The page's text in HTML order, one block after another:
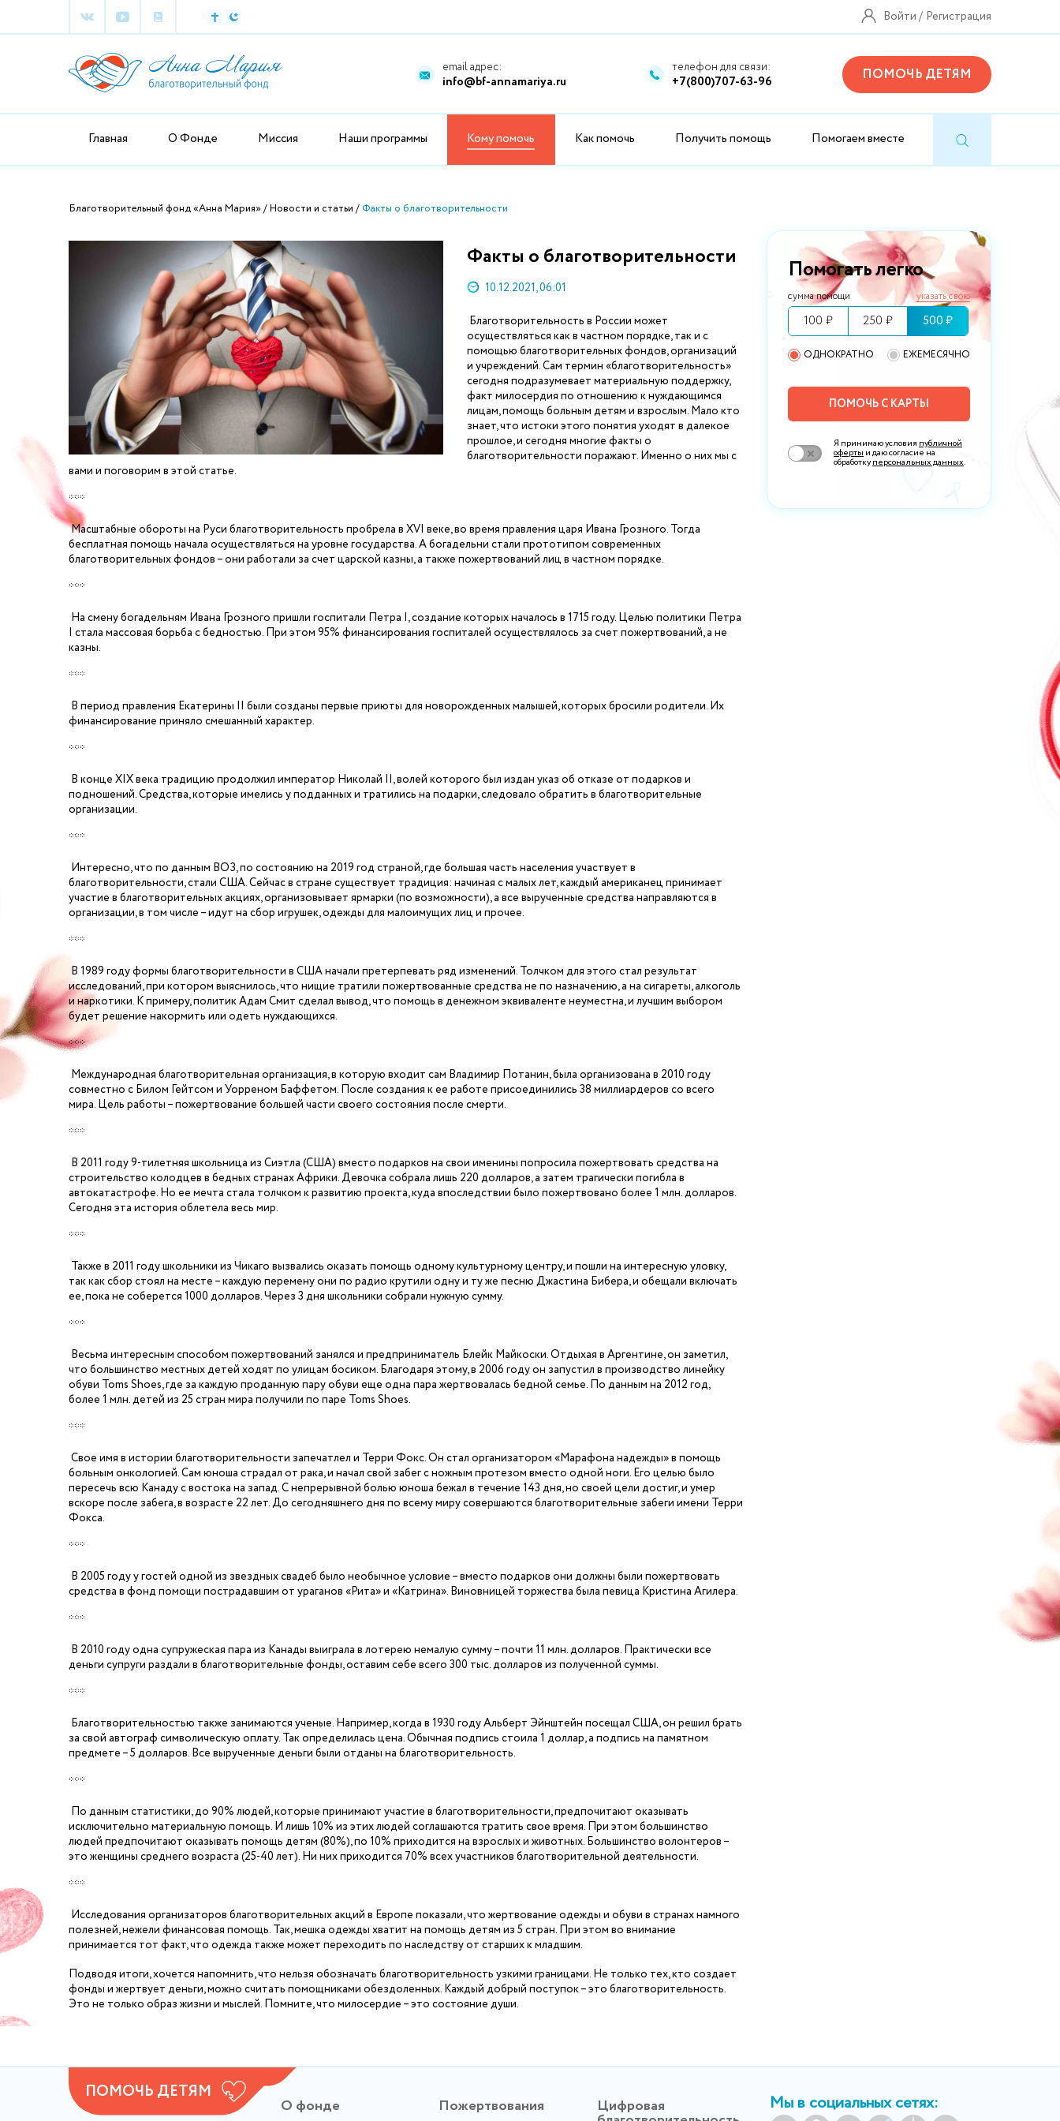
Войти Регистрация
email адрес:
info@bf-annamariya.ru
телефон для связи:
+7(800)707-63-96 ПОМОЧЬ ДЕТЯМ
Главная О Фонде Миссия Наши программы Кому помочь Как помочь Получить помощь Помогаем вместе
Благотворительный фонд «Анна Мария» Новости и статьи Факты о благотворительности
Помогать легко
сумма помощи указать свою
100 ₽ 250 ₽ 500 ₽
ОДНОКРАТНО ЕЖЕМЕСЯЧНО
ПОМОЧЬ С КАРТЫ
Я принимаю условия публичной
оферты и даю согласие на
обработкуперсональных данных.
Факты о благотворительности
10.12.2021, 06:01
Благотворительность в России может
осуществляться как в частном порядке, так и с
помощью благотворительных фондов, организаций
и учреждений. Сам термин «благотворительность»
сегодня подразумевает материальную поддержку,
факт милосердия по отношению к нуждающимся
лицам, помощь больным детям и взрослым. Мало кто
знает, что истоки этого понятия уходят в далекое
прошлое, и сегодня многие факты о
благотворительности поражают. Именно о них мы с
вами и поговорим в этой статье.
***
Масштабные обороты на Руси благотворительность пробрела в XVI веке, во время правления царя Ивана Грозного. Тогда
бесплатная помощь начала осуществляться на уровне государства. А богадельни стали прототипом современных
благотворительных фондов – они работали за счет царской казны, а также пожертвований лиц в частном порядке.
***
На смену богадельням Ивана Грозного пришли госпитали Петра I, создание которых началось в 1715 году. Целью политики Петра
I стала массовая борьба с бедностью. При этом 95% финансирования госпиталей осуществлялось за счет пожертвований, а не
казны.
***
В период правления Екатерины II были созданы первые приюты для новорожденных малышей, которых бросили родители. Их
финансирование приняло смешанный характер.
***
В конце XIX века традицию продолжил император Николай II, волей которого был издан указ об отказе от подарков и
подношений. Средства, которые имелись у подданных и тратились на подарки, следовало обратить в благотворительные
организации.
***
Интересно, что по данным ВОЗ, по состоянию на 2019 год страной, где большая часть населения участвует в
благотворительности, стали США. Сейчас в стране существует традиция: начиная с малых лет, каждый американец принимает
участие в благотворительных акциях, организовывает ярмарки (по возможности), а все вырученные средства направляются в
организации, в том числе – идут на сбор игрушек, одежды для малоимущих лиц и прочее.
***
В 1989 году формы благотворительности в США начали претерпевать ряд изменений. Толчком для этого стал результат
исследований, при котором выяснилось, что нищие тратили пожертвованные средства не по назначению, а на сигареты, алкоголь
и наркотики. К примеру, политик Адам Смит сделал вывод, что помощь в денежном эквиваленте неуместна, и лучшим выбором
будет решение накормить или одеть нуждающихся.
***
Международная благотворительная организация, в которую входит сам Владимир Потанин, была организована в 2010 году
совместно с Билом Гейтсом и Уорреном Баффетом. После создания к ее работе присоединились 38 миллиардеров со всего
мира. Цель работы – пожертвование большей части своего состояния после смерти.
***
В 2011 году 9-тилетняя школьница из Сиэтла (США) вместо подарков на свои именины попросила пожертвовать средства на
строительство колодцев в бедных странах Африки. Девочка собрала лишь 220 долларов, а затем трагически погибла в
автокатастрофе. Но ее мечта стала толчком к развитию проекта, куда впоследствии было пожертвовано более 1 млн. долларов.
Сегодня эта история облетела весь мир.
***
Также в 2011 году школьники из Чикаго вызвались оказать помощь одному культурному центру, и пошли на интересную уловку,
так как сбор стоял на месте – каждую перемену они по радио крутили одну и ту же песню Джастина Бибера, и обещали включать
ее, пока не соберется 1000 долларов. Через 3 дня школьники собрали нужную сумму.
***
Весьма интересным способом пожертвований занялся и предприниматель Блейк Майкоски. Отдыхая в Аргентине, он заметил,
что большинство местных детей ходят по улицам босиком. Благодаря этому, в 2006 году он запустил в производство линейку
обуви Toms Shoes, где за каждую проданную пару обуви еще одна пара жертвовалась бедной семье. По данным на 2012 год,
более 1 млн. детей из 25 стран мира получили по паре Toms Shoes.
***
Свое имя в истории благотворительности запечатлел и Терри Фокс. Он стал организатором «Марафона надежды» в помощь
больным онкологией. Сам юноша страдал от рака, и начал свой забег с ножным протезом вместо одной ноги. Его целью было
пересечь всю Канаду с востока на запад. С непрерывной болью юноша бежал в течение 143 дня, но своей цели достиг, и умер
вскоре после забега, в возрасте 22 лет. До сегодняшнего дня по всему миру совершаются благотворительные забеги имени Терри
Фокса.
***
В 2005 году у гостей одной из звездных свадеб было необычное условие – вместо подарков они должны были пожертвовать
средства в фонд помощи пострадавшим от ураганов «Рита» и «Катрина». Виновницей торжества была певица Кристина Агилера.
***
В 2010 году одна супружеская пара из Канады выиграла в лотерею немалую сумму – почти 11 млн. долларов. Практически все
деньги супруги раздали в благотворительные фонды, оставим себе всего 300 тыс. долларов из полученной суммы.
***
Благотворительностью также занимаются ученые. Например, когда в 1930 году Альберт Эйнштейн посещал США, он решил брать
за свой автограф символическую оплату. Так определилась цена. Обычная подпись стоила 1 доллар, а подпись на памятном
предмете – 5 долларов. Все вырученные деньги были отданы на благотворительность.
***
По данным статистики, до 90% людей, которые принимают участие в благотворительности, предпочитают оказывать
исключительно материальную помощь. И лишь 10% из этих людей соглашаются тратить свое время. При этом большинство
людей предпочитают оказывать помощь детям (80%), по 10% приходится на взрослых и животных. Большинство волонтеров –
это женщины среднего возраста (25-40 лет). Ни них приходится 70% всех участников благотворительной деятельности.
***
Исследования организаторов благотворительных акций в Европе показали, что жертвование одежды и обуви в странах намного
полезней, нежели финансовая помощь. Так, мешка одежды хватит на помощь детям из 5 стран. При этом во внимание
принимается тот факт, что одежда также может переходить по наследству от старших к младшим.
Подводя итоги, хочется напомнить, что нельзя обозначать благотворительность узкими границами. Не только тех, кто создает
фонды и жертвует деньги, можно считать помощниками обездоленных. Каждый добрый поступок – это благотворительность.
Это не только образ жизни и мыслей. Помните, что милосердие – это состояние души.
ПОМОЧЬ ДЕТЯМ
О фонде
Пожертвования
Цифровая Мы в социальных сетях: